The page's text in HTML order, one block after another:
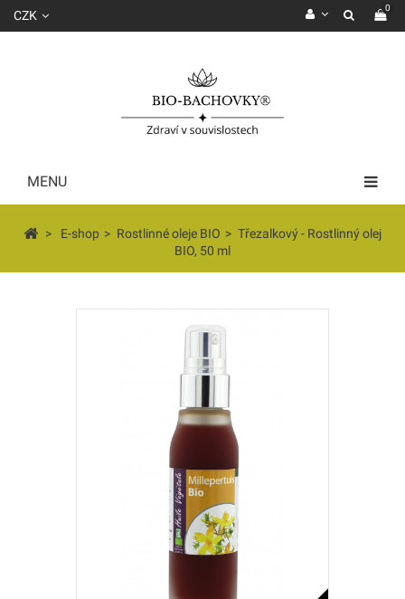
0
CZK
MENU
> E-shop > Rostlinné oleje BIO > Třezalkový - Rostlinný olej
BIO, 50 ml